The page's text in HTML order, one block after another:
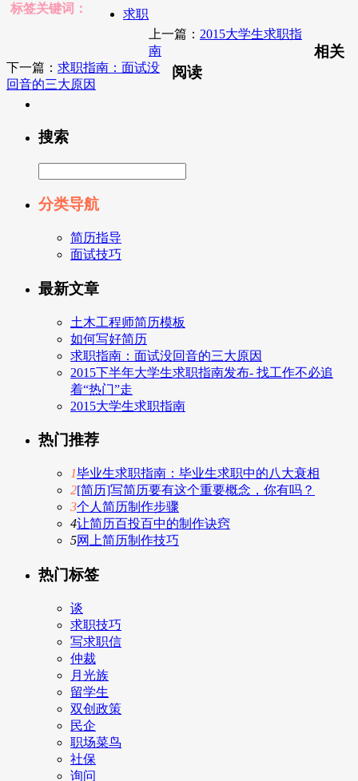
标签关键词：
求职
上一篇： 2015大学生求职指
南
下一篇： 求职指南：面试没
回音的三大原因
相关
阅读
搜索
分类导航
简历指导
面试技巧
最新文章
土木工程师简历模板
如何写好简历
求职指南：面试没回音的三大原因
2015下半年大学生求职指南发布- 找工作不必追
着“热门”走
2015大学生求职指南
热门推荐
1毕业生求职指南：毕业生求职中的八大衰相
2[简历]写简历要有这个重要概念，你有吗？
3个人简历制作步骤
4让简历百投百中的制作诀窍
5网上简历制作技巧
热门标签
谈
求职技巧
写求职信
仲裁
月光族
留学生
双创政策
民企
职场菜鸟
社保
询问